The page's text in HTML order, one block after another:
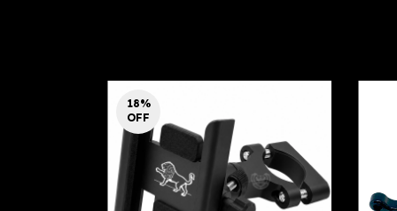
18%
OFF